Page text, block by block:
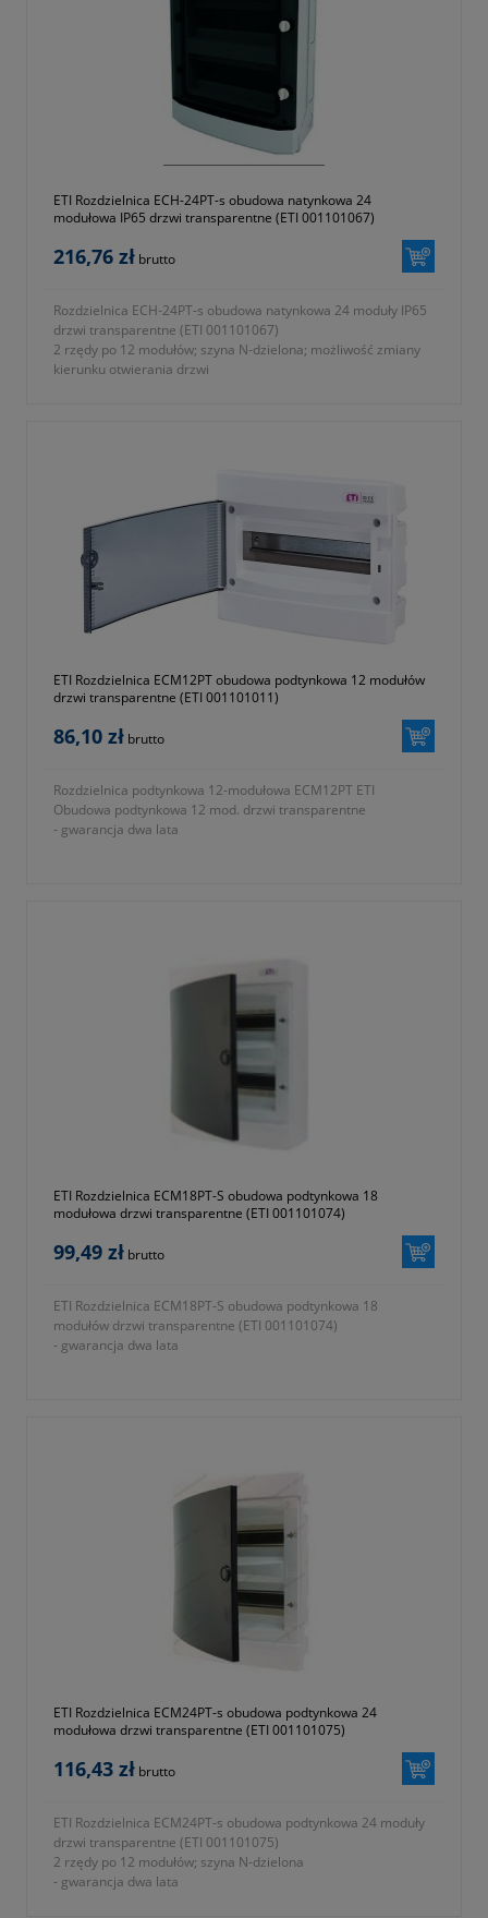
ETI Rozdzielnica ECH-24PT-s obudowa natynkowa 24
modułowa IP65 drzwi transparentne (ETI 001101067)
216,76 zł brutto
Rozdzielnica ECH-24PT-s obudowa natynkowa 24 moduły IP65
drzwi transparentne (ETI 001101067)
2 rzędy po 12 modułów; szyna N-dzielona; możliwość zmiany
kierunku otwierania drzwi
ETI Rozdzielnica ECM12PT obudowa podtynkowa 12 modułów
drzwi transparentne (ETI 001101011)
86,10 zł brutto
Rozdzielnica podtynkowa 12-modułowa ECM12PT ETI
Obudowa podtynkowa 12 mod. drzwi transparentne
- gwarancja dwa lata
ETI Rozdzielnica ECM18PT-S obudowa podtynkowa 18
modułowa drzwi transparentne (ETI 001101074)
99,49 zł brutto
ETI Rozdzielnica ECM18PT-S obudowa podtynkowa 18
modułów drzwi transparentne (ETI 001101074)
- gwarancja dwa lata
ETI Rozdzielnica ECM24PT-s obudowa podtynkowa 24
modułowa drzwi transparentne (ETI 001101075)
116,43 zł brutto
ETI Rozdzielnica ECM24PT-s obudowa podtynkowa 24 moduły
drzwi transparentne (ETI 001101075)
2 rzędy po 12 modułów; szyna N-dzielona
- gwarancja dwa lata